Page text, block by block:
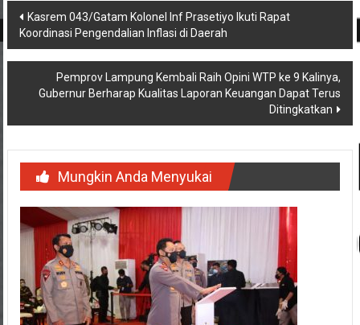
Navigasi
pos
Kasrem 043/Gatam Kolonel Inf Prasetiyo Ikuti Rapat
Koordinasi Pengendalian Inflasi di Daerah
Pemprov Lampung Kembali Raih Opini WTP ke 9 Kalinya,
Gubernur Berharap Kualitas Laporan Keuangan Dapat Terus
Ditingkatkan
Mungkin Anda Menyukai